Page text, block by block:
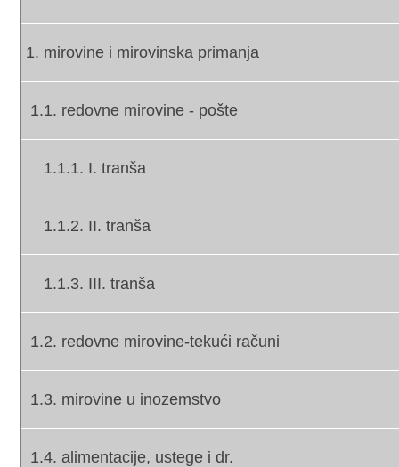
1. mirovine i mirovinska primanja
1.1. redovne mirovine - pošte
1.1.1. I. tranša
1.1.2. II. tranša
1.1.3. III. tranša
1.2. redovne mirovine-tekući računi
1.3. mirovine u inozemstvo
1.4. alimentacije, ustege i dr.